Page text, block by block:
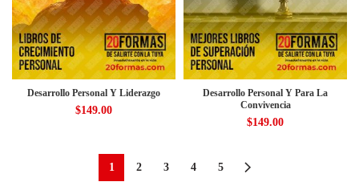
Desarrollo Personal Y Liderazgo
$149.00
Desarrollo Personal Y Para La
Convivencia
$149.00
1 2 3 4 5